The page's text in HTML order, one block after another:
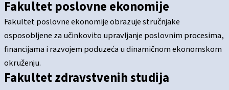
Fakultet poslovne ekonomije
Fakultet poslovne ekonomije obrazuje stručnjake
osposobljene za učinkovito upravljanje poslovnim procesima,
financijama i razvojem poduzeća u dinamičnom ekonomskom
okruženju.
Fakultet zdravstvenih studija